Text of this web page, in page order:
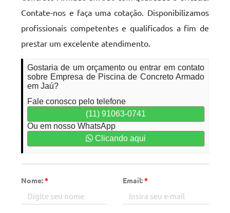
Contate-nos e faça uma cotação. Disponibilizamos
profissionais competentes e qualificados a fim de
prestar um excelente atendimento.
Gostaria de um orçamento ou entrar em contato
sobre Empresa de Piscina de Concreto Armado
em Jaú?
Fale conosco pelo telefone
(11) 91063-0741
Ou em nosso WhatsApp
Clicando aqui
Nome:* Email:*